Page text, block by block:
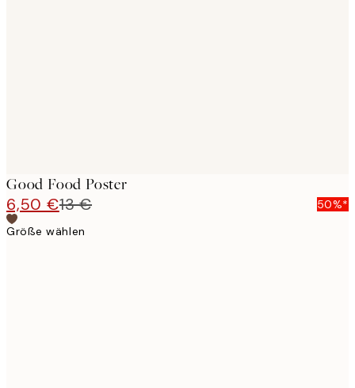
Good Food Poster
6,50 €13 €
50%*
Größe wählen